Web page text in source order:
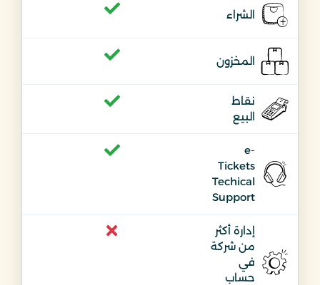
الشراء
المخزون
نقاط
البيع
e-
Tickets
Techical
Support
إدارة أكثر
من شركة
في
حساب